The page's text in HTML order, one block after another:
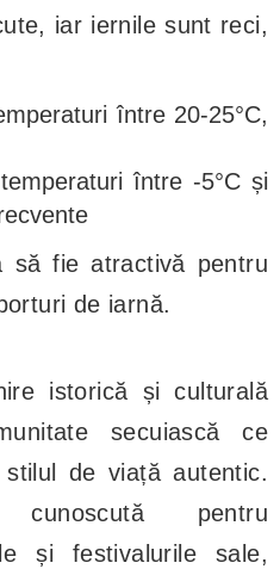
iar iernile sunt reci,
între 20-25°C,
între -5°C și
să fie atractivă pentru
de iarnă.
istorică și culturală
secuiască ce
de viață autentic.
pentru
și festivalurile sale,